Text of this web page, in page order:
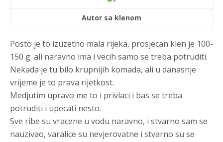
Autor sa klenom
Posto je to izuzetno mala rijeka, prosjecan klen je 100-
150 g. ali naravno ima i vecih samo se treba potruditi.
Nekada je tu bilo krupnijih komada, ali u danasnje
vrijeme je to prava rijetkost.
Medjutim upravo me to i privlaci i bas se treba
potruditi i upecati nesto.
Sve ribe su vracene u vodu naravno, i stvarno sam se
nauzivao, varalice su nevjerovatne i stvarno su se